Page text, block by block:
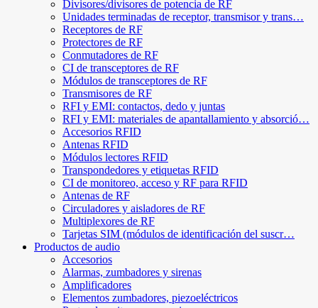
Divisores/divisores de potencia de RF
Unidades terminadas de receptor, transmisor y trans…
Receptores de RF
Protectores de RF
Conmutadores de RF
CI de transceptores de RF
Módulos de transceptores de RF
Transmisores de RF
RFI y EMI: contactos, dedo y juntas
RFI y EMI: materiales de apantallamiento y absorció…
Accesorios RFID
Antenas RFID
Módulos lectores RFID
Transpondedores y etiquetas RFID
CI de monitoreo, acceso y RF para RFID
Antenas de RF
Circuladores y aisladores de RF
Multiplexores de RF
Tarjetas SIM (módulos de identificación del suscr…
Productos de audio
Accesorios
Alarmas, zumbadores y sirenas
Amplificadores
Elementos zumbadores, piezoeléctricos